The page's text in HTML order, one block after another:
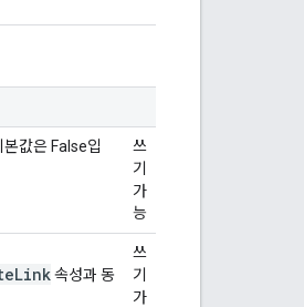
값은 False입
쓰
기
가
능
속성과 동
쓰
기
가